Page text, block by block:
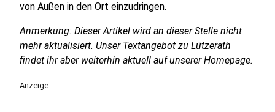
von Außen in den Ort einzudringen.
Anmerkung: Dieser Artikel wird an dieser Stelle nicht
mehr aktualisiert. Unser Textangebot zu Lützerath
findet ihr aber weiterhin aktuell auf unserer Homepage.
Anzeige